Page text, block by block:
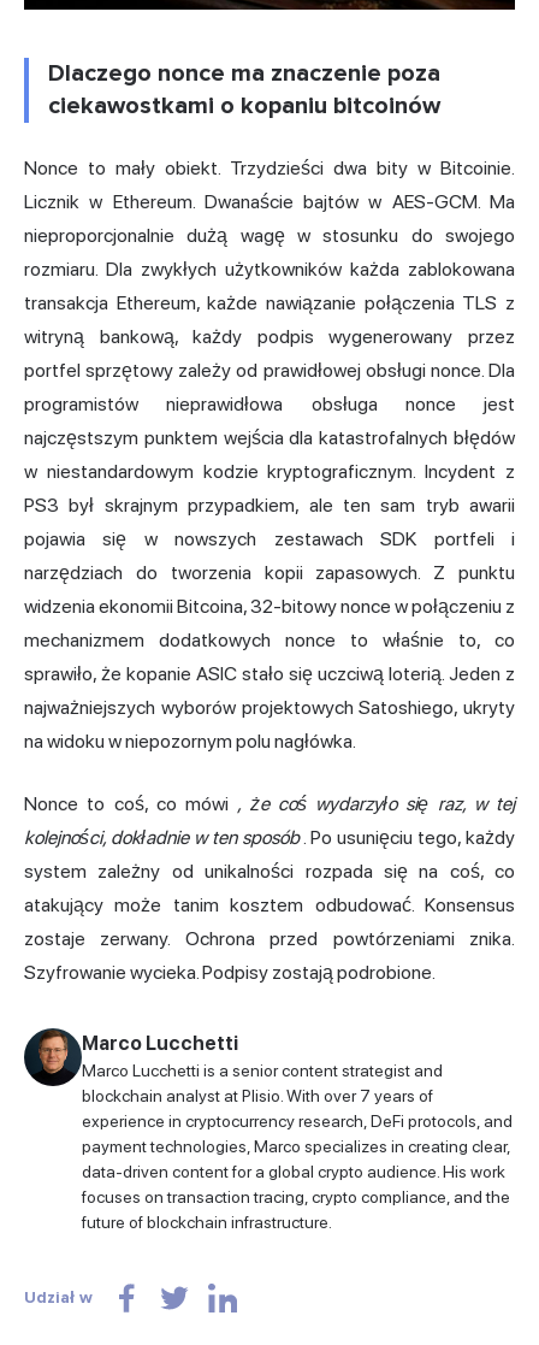
Dlaczego nonce ma znaczenie poza
ciekawostkami o kopaniu bitcoinów
Nonce to mały obiekt. Trzydzieści dwa bity w Bitcoinie.
Licznik w Ethereum. Dwanaście bajtów w AES-GCM. Ma
nieproporcjonalnie dużą wagę w stosunku do swojego
rozmiaru. Dla zwykłych użytkowników każda zablokowana
transakcja Ethereum, każde nawiązanie połączenia TLS z
witryną bankową, każdy podpis wygenerowany przez
portfel sprzętowy zależy od prawidłowej obsługi nonce. Dla
programistów nieprawidłowa obsługa nonce jest
najczęstszym punktem wejścia dla katastrofalnych błędów
w niestandardowym kodzie kryptograficznym. Incydent z
PS3 był skrajnym przypadkiem, ale ten sam tryb awarii
pojawia się w nowszych zestawach SDK portfeli i
narzędziach do tworzenia kopii zapasowych. Z punktu
widzenia ekonomii Bitcoina, 32-bitowy nonce w połączeniu z
mechanizmem dodatkowych nonce to właśnie to, co
sprawiło, że kopanie ASIC stało się uczciwą loterią. Jeden z
najważniejszych wyborów projektowych Satoshiego, ukryty
na widoku w niepozornym polu nagłówka.
Nonce to coś, co mówi , że coś wydarzyło się raz, w tej
kolejności, dokładnie w ten sposób. Po usunięciu tego, każdy
system zależny od unikalności rozpada się na coś, co
atakujący może tanim kosztem odbudować. Konsensus
zostaje zerwany. Ochrona przed powtórzeniami znika.
Szyfrowanie wycieka. Podpisy zostają podrobione.
Marco Lucchetti
Marco Lucchetti is a senior content strategist and
blockchain analyst at Plisio. With over 7 years of
experience in cryptocurrency research, DeFi protocols, and
payment technologies, Marco specializes in creating clear,
data-driven content for a global crypto audience. His work
focuses on transaction tracing, crypto compliance, and the
future of blockchain infrastructure.
Udział w